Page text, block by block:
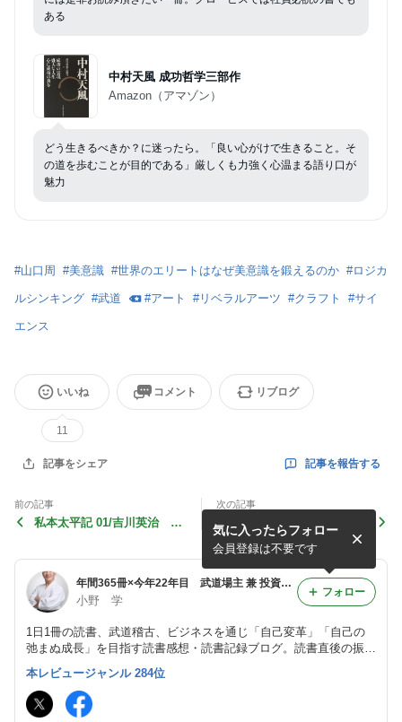
ある
中村天風 成功哲学三部作
Amazon（アマゾン）
どう生きるべきか？に迷ったら。「良い心がけで生きること。そ
の道を歩むことが目的である」厳しくも力強く心温まる語り口が
魅力
#山口周 #美意識 #世界のエリートはなぜ美意識を鍛えるのか #ロジカ
ルシンキング #武道 #アート #リベラルアーツ #クラフト #サイ
エンス
いいね
11
コメント リブログ
記事をシェア 記事を報告する
前の記事
私本太平記 01/吉川英治 22
次の記事
第三次世界大戦はもう始まっ
ている/エマニュエル・トッ
ド 22216
年間365冊×今年22年目 武道場主 兼 投資会社・コンサル会社 オーナー社長 兼 グロービス経営大学院准教授による読書日記
小野 学
1日1冊の読書、武道稽古、ビジネスを通じ「自己変革」「自己の
弛まぬ成長」を目指す読書感想・読書記録ブログ。読書直後の振り
返り・アウトプット前提のインプットを心がけつつ、将来の自分自
身の為の検索可能なデータベースとして活用。旧「分譲マンション
屋の読書日記」
気に入ったらフォロー
会員登録は不要です
フォロー
本レビュージャンル 284位